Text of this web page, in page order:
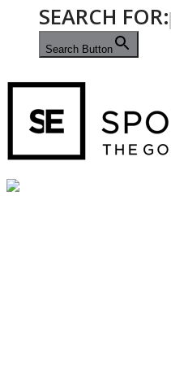
SEARCH FOR:
Search Button